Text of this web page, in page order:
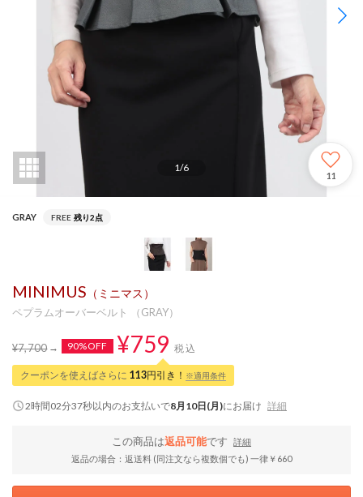
1/6
11
GRAY FREE 残り2点
MINIMUS （ミニマス）
ペプラムオーバーベルト （GRAY）
¥7,700 90%OFF ¥759 税込
クーポンを使えばさらに 113円引き！ ※適用条件
2時間02分36秒以内のお支払いで8月10日(月)にお届け 詳細
この商品は返品可能です
詳細
返品の場合：返送料 (同注文なら複数個でも) 一律￥660